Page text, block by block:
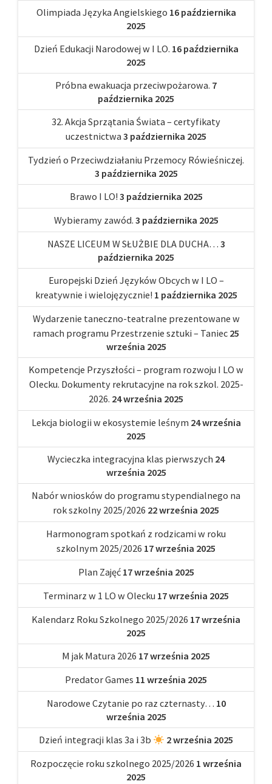
Olimpiada Języka Angielskiego 16 października
2025
Dzień Edukacji Narodowej w I LO. 16 października
2025
Próbna ewakuacja przeciwpożarowa. 7
października 2025
32. Akcja Sprzątania Świata – certyfikaty
uczestnictwa 3 października 2025
Tydzień o Przeciwdziałaniu Przemocy Rówieśniczej.
3 października 2025
Brawo I LO! 3 października 2025
Wybieramy zawód. 3 października 2025
NASZE LICEUM W SŁUŻBIE DLA DUCHA… 3
października 2025
Europejski Dzień Języków Obcych w I LO –
kreatywnie i wielojęzycznie! 1 października 2025
Wydarzenie taneczno-teatralne prezentowane w
ramach programu Przestrzenie sztuki – Taniec 25
września 2025
Kompetencje Przyszłości – program rozwoju I LO w
Olecku. Dokumenty rekrutacyjne na rok szkol. 2025-
2026. 24 września 2025
Lekcja biologii w ekosystemie leśnym 24 września
2025
Wycieczka integracyjna klas pierwszych 24
września 2025
Nabór wniosków do programu stypendialnego na
rok szkolny 2025/2026 22 września 2025
Harmonogram spotkań z rodzicami w roku
szkolnym 2025/2026 17 września 2025
Plan Zajęć 17 września 2025
Terminarz w 1 LO w Olecku 17 września 2025
Kalendarz Roku Szkolnego 2025/2026 17 września
2025
M jak Matura 2026 17 września 2025
Predator Games 11 września 2025
Narodowe Czytanie po raz czternasty… 10
września 2025
Dzień integracji klas 3a i 3b
2 września 2025
Rozpoczęcie roku szkolnego 2025/2026 1 września
2025